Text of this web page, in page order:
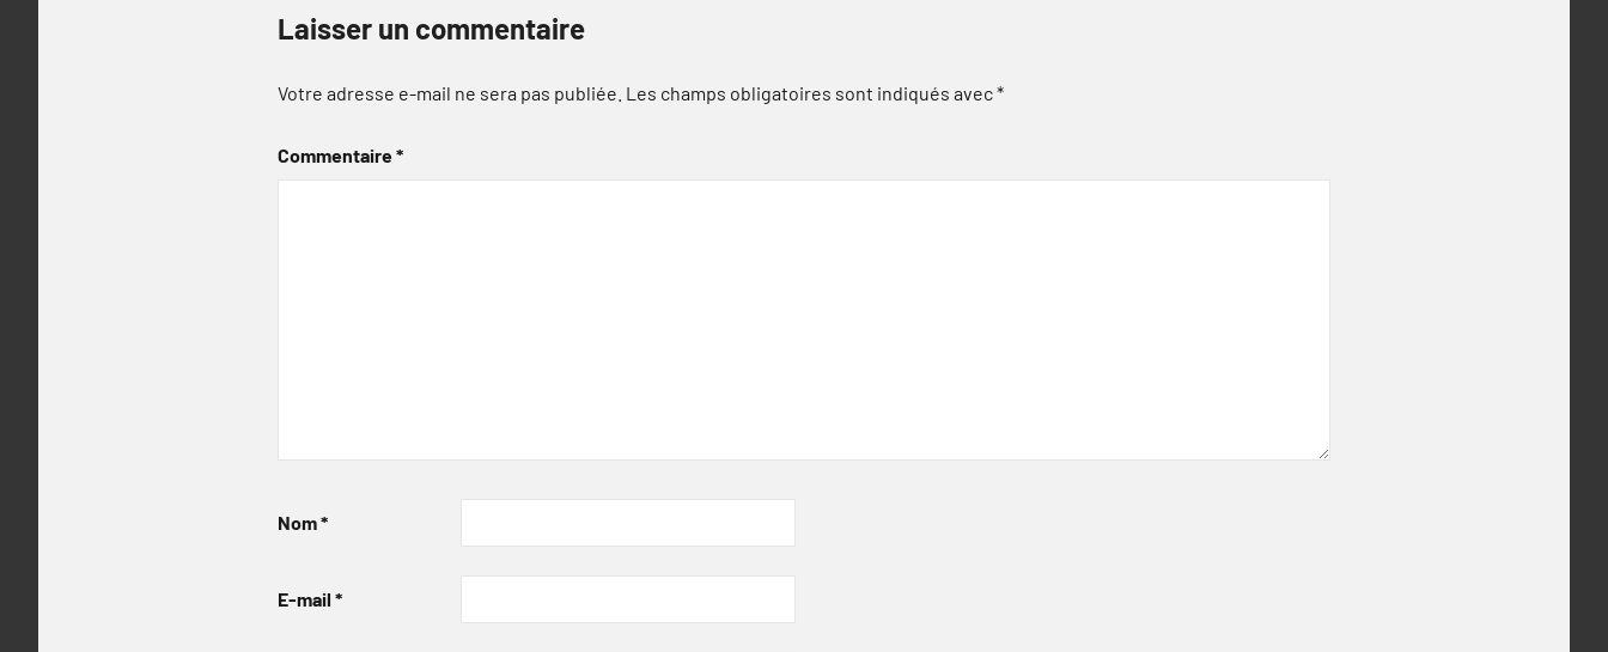
Laisser un commentaire
Votre adresse e-mail ne sera pas publiée. Les champs obligatoires sont indiqués avec*
Commentaire*
Nom*
E-mail *